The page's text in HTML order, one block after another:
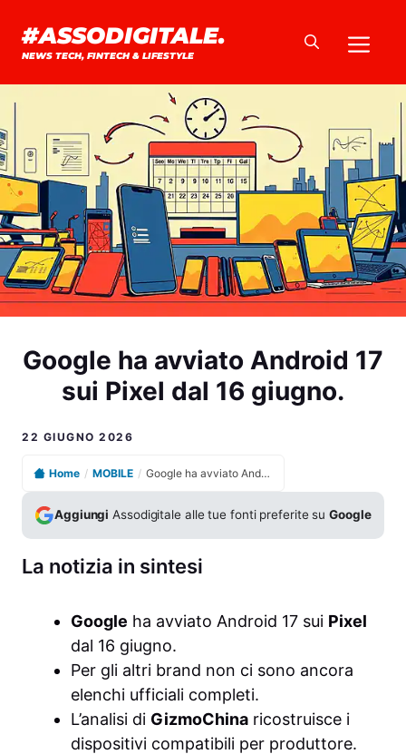
contenuto
#ASSODIGITALE.
NEWS TECH, FINTECH & LIFESTYLE
Google ha avviato Android 17
sui Pixel dal 16 giugno.
22 GIUGNO 2026
Home / MOBILE / Google ha avviato Android 17 sui Pixel dal 16 giugno.
Aggiungi Assodigitale alle tue fonti preferite suGoogle
La notizia in sintesi
Google ha avviato Android 17 sui Pixel
dal 16 giugno.
Per gli altri brand non ci sono ancora
elenchi ufficiali completi.
L’analisi di GizmoChina ricostruisce i
dispositivi compatibili per produttore.